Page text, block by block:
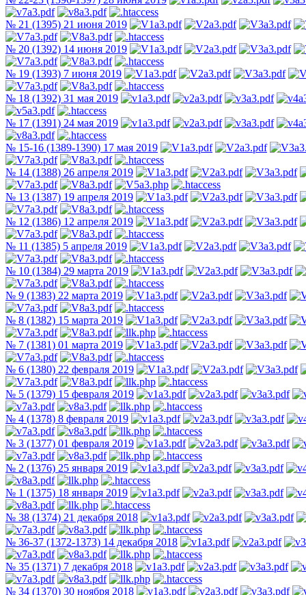
№ 21 (1395) 21 июня 2019
№ 20 (1392) 14 июня 2019
№ 19 (1393) 7 июня 2019
№ 18 (1392) 31 мая 2019
№ 17 (1391) 24 мая 2019
№ 15-16 (1389-1390) 17 мая 2019
№ 14 (1388) 26 апреля 2019
№ 13 (1387) 19 апреля 2019
№ 12 (1386) 12 апреля 2019
№ 11 (1385) 5 апреля 2019
№ 10 (1384) 29 марта 2019
№ 9 (1383) 22 марта 2019
№ 8 (1382) 15 марта 2019
№ 7 (1381) 01 марта 2019
№ 6 (1380) 22 февраля 2019
№ 5 (1379) 15 февраля 2019
№ 4 (1378) 8 февраля 2019
№ 3 (1377) 01 февраля 2019
№ 2 (1376) 25 января 2019
№ 1 (1375) 18 января 2019
№ 38 (1374) 21 декабря 2018
№ 36-37 (1372-1373) 14 декабря 2018
№ 35 (1371) 7 декабря 2018
№ 34 (1370) 30 ноября 2018